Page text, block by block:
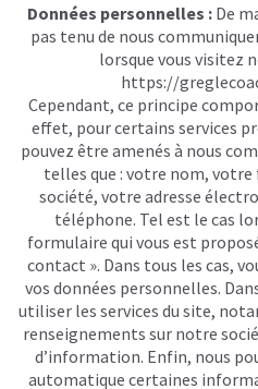
Données personnelles : De
pas tenu de nous
lorsque vous visitez
https://
Cependant, ce principe
effet, pour certains services
pouvez être amenés à nous
telles que : votre nom,
société, votre adresse
téléphone. Tel est le cas
formulaire qui vous est
contact ». Dans tous les cas,
vos données personnelles.
utiliser les services du site,
renseignements sur notre
d’information. Enfin, nous
automatique certaines